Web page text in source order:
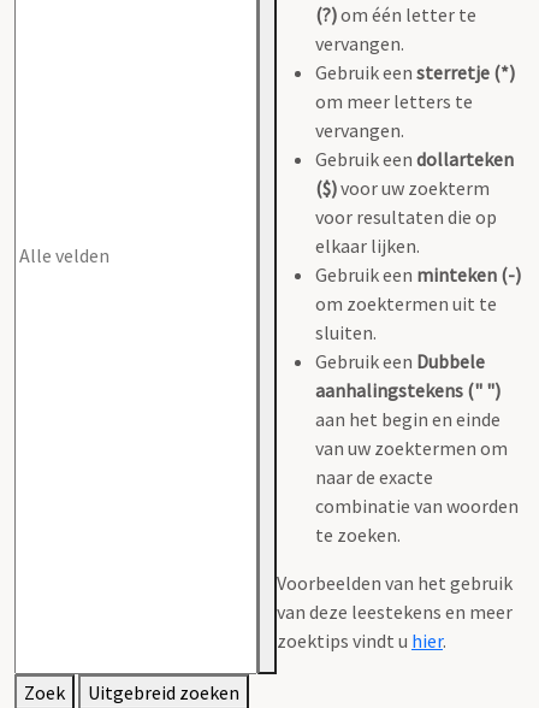
(?)om één letter te
vervangen.
Gebruik een sterretje (*)
om meer letters te
vervangen.
Gebruik een dollarteken
($)voor uw zoekterm
voor resultaten die op
elkaar lijken.
Gebruik een minteken (-)
om zoektermen uit te
sluiten.
Gebruik een Dubbele
aanhalingstekens (" ")
aan het begin en einde
van uw zoektermen om
naar de exacte
combinatie van woorden
te zoeken.
Voorbeelden van het gebruik
van deze leestekens en meer
zoektips vindt u hier.
Zoek Uitgebreid zoeken